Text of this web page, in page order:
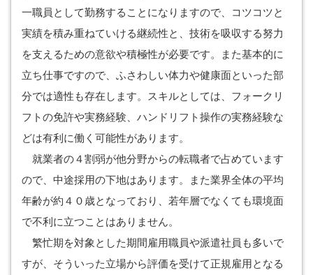
一職員として勤務することになりますので、コツコツと
実績を積み重ねていける継続性と、技術を吸収する努力
を支えるための意欲や積極性が必要です。また基本的に
立ち仕事ですので、ふさわしい体力や健康面といった部
分では適性も存在します。スキルとしては、フォークリ
フトの免許や実務経験、ハンドリフト操作の実務経験な
どは有利に働く可能性があります。
就業者の４割弱が他分野からの転職者で占めています
ので、中途採用の下地はあります。また業界全体の平均
年齢が約４０歳となっており、若年層でなくても環境面
で不利に立つことはありません。
繁忙期を対象とした期間雇用職員や派遣社員も多いで
すが、そういった立場から評価を受けて正規雇用となる